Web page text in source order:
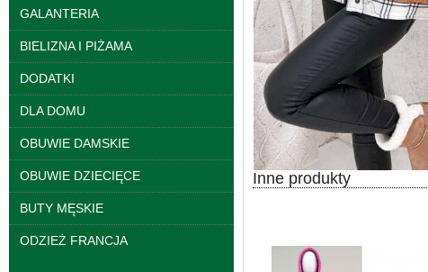
GALANTERIA
BIELIZNA I PIŻAMA
DODATKI
DLA DOMU
OBUWIE DAMSKIE
OBUWIE DZIECIĘCE
BUTY MĘSKIE
ODZIEŻ FRANCJA
Bluzy damskie Roz L-
Inne produkty